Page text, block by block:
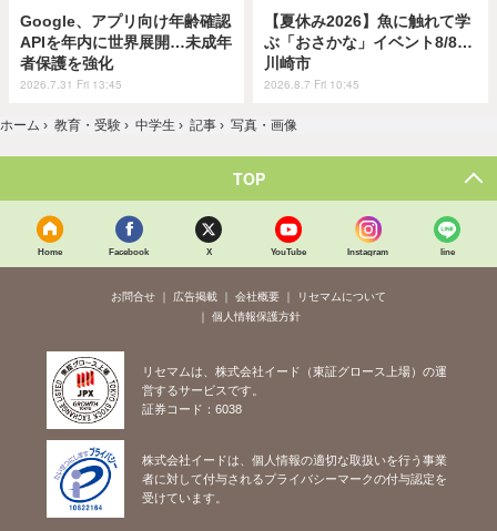
Google、アプリ向け年齢確認
APIを年内に世界展開…未成年
者保護を強化
2026.7.31 Fri 13:45
【夏休み2026】魚に触れて学
ぶ「おさかな」イベント8/8…
川崎市
2026.8.7 Fri 10:45
ホーム › 教育・受験 › 中学生 › 記事 › 写真・画像
TOP
Home Facebook X YouTube Instagram line
お問合せ 広告掲載 会社概要
リセマムについて
個人情報保護方針
リセマムは、株式会社イード（東証グロース上場）の運
営するサービスです。
証券コード：6038
株式会社イードは、個人情報の適切な取扱いを行う事業
者に対して付与されるプライバシーマークの付与認定を
受けています。